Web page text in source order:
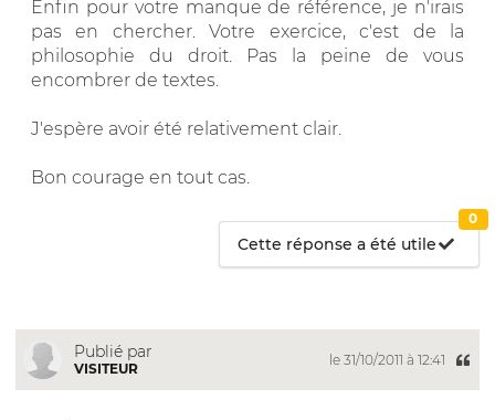
Enfin pour votre manque de référence, je n'irais
pas en chercher. Votre exercice, c'est de la
philosophie du droit. Pas la peine de vous
encombrer de textes.
J'espère avoir été relativement clair.
Bon courage en tout cas.
Cette réponse a été utile
0
Publié par
VISITEUR
le 31/10/2011 à 12:41